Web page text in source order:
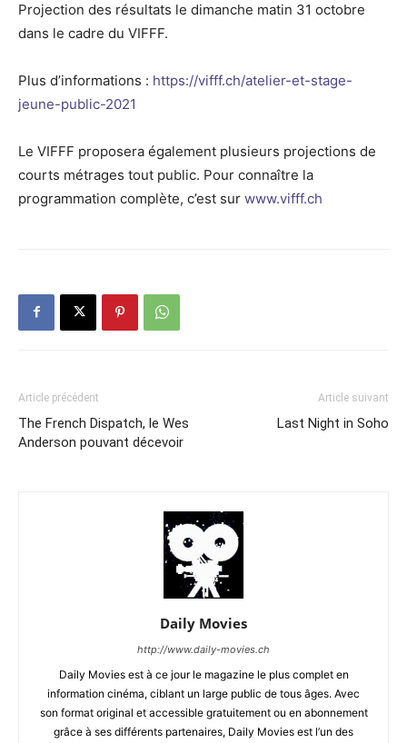
Projection des résultats le dimanche matin 31 octobre
dans le cadre du VIFFF.
Plus d’informations : https://vifff.ch/atelier-et-stage-
jeune-public-2021
Le VIFFF proposera également plusieurs projections de
courts métrages tout public. Pour connaître la
programmation complète, c’est sur www.vifff.ch
Article précédent
The French Dispatch, le Wes
Anderson pouvant décevoir
Article suivant
Last Night in Soho
Daily Movies
http://www.daily-movies.ch
Daily Movies est à ce jour le magazine le plus complet en
information cinéma, ciblant un large public de tous âges. Avec
son format original et accessible gratuitement ou en abonnement
grâce à ses différents partenaires, Daily Movies est l’un des